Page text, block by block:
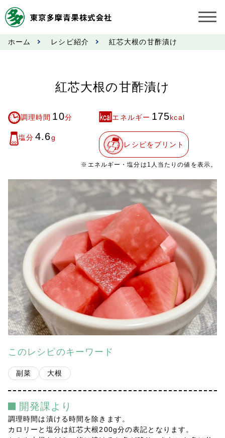
お知らせ
市況情報
奨励金受託手数料
会社案内
多摩青果便り
採用情報
アクセス
プライバシーポリシー
ホーム レシピ紹介 紅芯大根の甘酢漬け
紅芯大根の甘酢漬け
調理時間 10分 エネルギー 175kcal
塩分 4.6g
レシピをプリント
※エネルギー・塩分は1人当たりの値を表示。
このレシピのキーワード
副菜 大根
開発課より
調理時間は漬ける時間を除きます。
カロリーと塩分は紅芯大根200g分の表記となります。